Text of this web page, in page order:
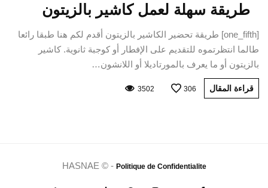
طريقة سهلة لعمل كاشير بالزيتون
[one_fifth] طريقة تحضير الكاشير بالزيتون أقدم لكم هنا طبقا رائعا
طالما انتظرتموه للتقديم على الإفطار أو كوجبة ثانوية. كاشير
بالزيتون أو ما يعرف بالمورتاديلا أو اللانشون…
قراءة المقال 306
3502
HASNAE © - Politique de Confidentialite